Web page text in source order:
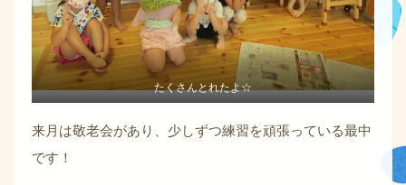
たくさんとれたよ☆
来月は敬老会があり、少しずつ練習を頑張っている最中
です！